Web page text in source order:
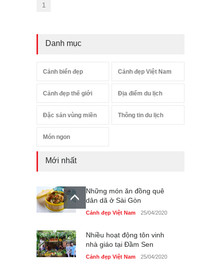
1
Danh mục
Cảnh biển đẹp Cảnh đẹp Việt Nam
Cảnh đẹp thế giới Địa điểm du lịch
Đặc sản vùng miền Thông tin du lịch
Món ngon
Mới nhất
Những món ăn đồng quê
dân dã ở Sài Gòn
Cảnh đẹp Việt Nam 25/04/2020
Nhiều hoạt động tôn vinh
nhà giáo tại Đầm Sen
Cảnh đẹp Việt Nam 25/04/2020